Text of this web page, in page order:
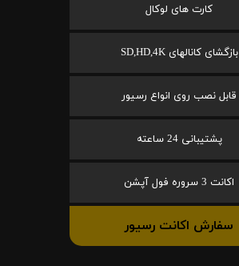
کارت های لوکال
بازگشای کانالهای SD,HD,4K
قابل نصب روی انواع رسیور
پشتیبانی 24 ساعته
اکانت 3 سروره فول آپشن
سفارش اکانت رسیور